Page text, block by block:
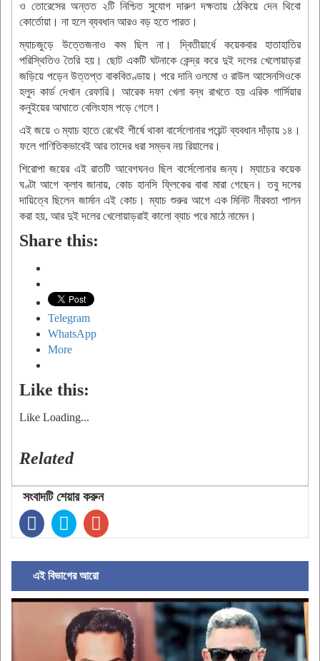
ও তোরেসের অন্তত ২টি নিশ্চিত সুযোগ দারুণ দক্ষতায় ঠেকিয়ে দেন থিবো
কোর্তোয়া। না হলে ব্যবধান আরও বড় হতে পারত।
ম্যাচজুড়ে উত্তেজনাও কম ছিল না। দ্বিতীয়ার্ধে কয়েকবার হাতাহাতির
পরিস্থিতিও তৈরি হয়। ছোট একটি ঘটনাকে কেন্দ্র করে দুই দলের খেলোয়াড়রা
জড়িয়ে পড়েন উত্তপ্ত বাকবিতণ্ডায়। পরে দানি ওলমো ও রাউল আসেনসিওকে
হলুদ কার্ড দেখান রেফারি। আরেক দফা খেলা বন্ধ রাখতে হয় এরিক গার্সিয়ার
কনুইয়ের আঘাতে বেলিংহাম পড়ে গেলে।
এই জয়ে ৩ ম্যাচ হাতে রেখেই শীর্ষে থাকা বার্সেলোনার পয়েন্ট ব্যবধান দাঁড়ায় ১৪।
ফলে গাণিতিকভাবেই আর তাদের ধরা সম্ভব নয় রিয়ালের।
শিরোপা জয়ের এই রাতটি আবেগঘনও ছিল বার্সেলোনার জন্য। ম্যাচের কয়েক
ঘণ্টা আগে ক্লাব জানায়, কোচ হানসি ফ্লিকের বাবা মারা গেছেন। তবু দলের
দায়িত্বে ছিলেন জার্মান এই কোচ। ম্যাচ শুরুর আগে এক মিনিট নীরবতা পালন
করা হয়, আর দুই দলের খেলোয়াড়রাই কালো ব্যাচ পরে মাঠে নামেন।
Share this:
Telegram
WhatsApp
More
Like this:
Like Loading...
Related
সংবাদটি শেয়ার করুন
এই বিভাগের আরো